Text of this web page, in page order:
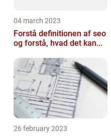
04 march 2023
Forstå definitionen af seo
og forstå, hvad det kan...
26 february 2023